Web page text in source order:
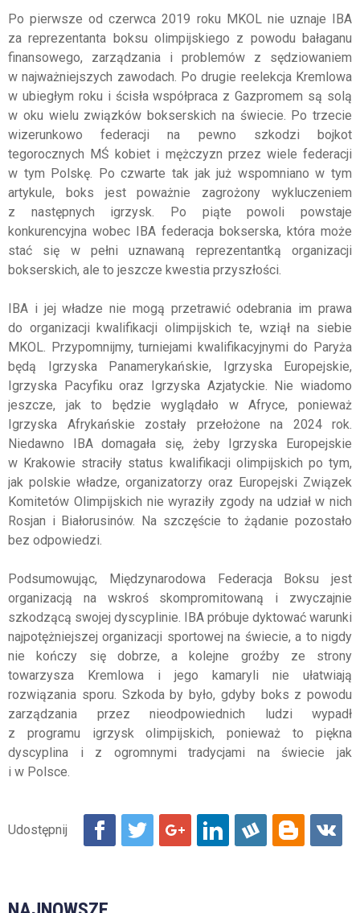
Po pierwsze od czerwca 2019 roku MKOL nie uznaje IBA
za reprezentanta boksu olimpijskiego z powodu bałaganu
finansowego, zarządzania i problemów z sędziowaniem
w najważniejszych zawodach. Po drugie reelekcja Kremlowa
w ubiegłym roku i ścisła współpraca z Gazpromem są solą
w oku wielu związków bokserskich na świecie. Po trzecie
wizerunkowo federacji na pewno szkodzi bojkot
tegorocznych MŚ kobiet i mężczyzn przez wiele federacji
w tym Polskę. Po czwarte tak jak już wspomniano w tym
artykule, boks jest poważnie zagrożony wykluczeniem
z następnych igrzysk. Po piąte powoli powstaje
konkurencyjna wobec IBA federacja bokserska, która może
stać się w pełni uznawaną reprezentantką organizacji
bokserskich, ale to jeszcze kwestia przyszłości.
IBA i jej władze nie mogą przetrawić odebrania im prawa
do organizacji kwalifikacji olimpijskich te, wziął na siebie
MKOL . Przypomnijmy, turniejami kwalifikacyjnymi do Paryża
będą Igrzyska Panamerykańskie, Igrzyska Europejskie,
Igrzyska Pacyfiku oraz Igrzyska Azjatyckie. Nie wiadomo
jeszcze, jak to będzie wyglądało w Afryce, ponieważ
Igrzyska Afrykańskie zostały przełożone na 2024 rok.
Niedawno IBAdomagała się, żeby Igrzyska Europejskie
w Krakowie straciły status kwalifikacji olimpijskich po tym,
jak polskie władze, organizatorzy oraz Europejski Związek
Komitetów Olimpijskich nie wyraziły zgody na udział w nich
Rosjan i Białorusinów. Na szczęście to żądanie pozostało
bez odpowiedzi.
Podsumowując, Międzynarodowa Federacja Boksu jest
organizacją na wskroś skompromitowaną i zwyczajnie
szkodzącą swojej dyscyplinie. IBA próbuje dyktować warunki
najpotężniejszej organizacji sportowej na świecie, a to nigdy
nie kończy się dobrze, a kolejne groźby ze strony
towarzysza Kremlowa i jego kamaryli nie ułatwiają
rozwiązania sporu. Szkoda by było, gdyby boks z powodu
zarządzania przez nieodpowiednich ludzi wypadł
z programu igrzysk olimpijskich, ponieważ to piękna
dyscyplina i z ogromnymi tradycjami na świecie jak
i w Polsce.